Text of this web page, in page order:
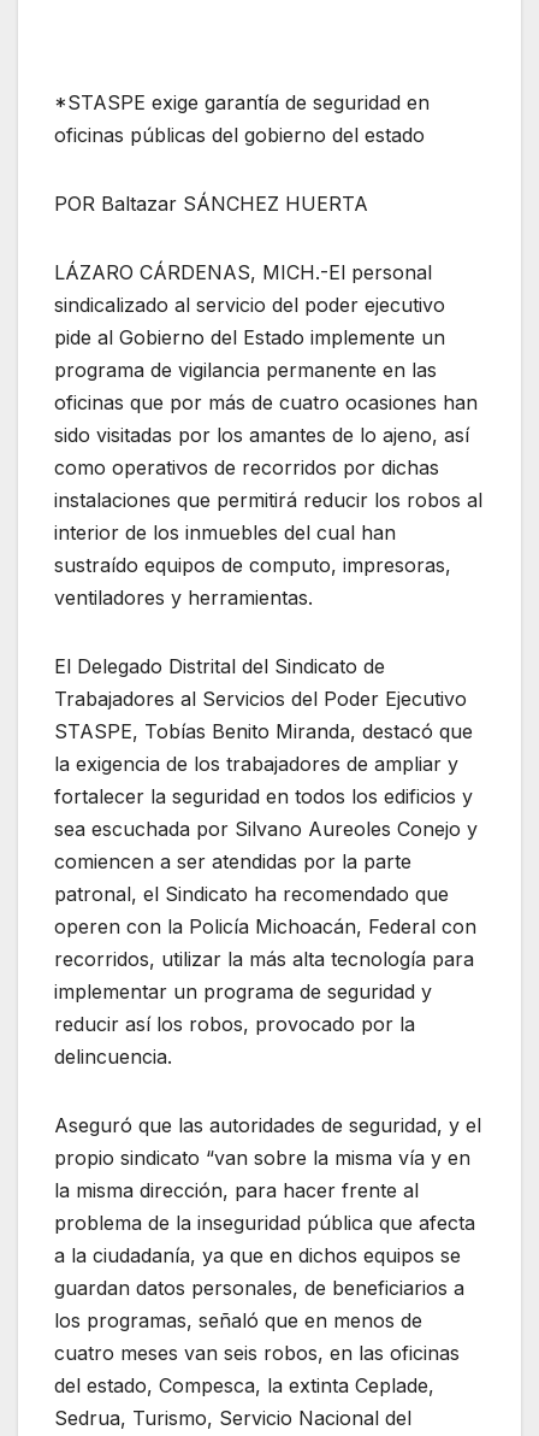
*STASPE exige garantía de seguridad en
oficinas públicas del gobierno del estado
POR Baltazar SÁNCHEZ HUERTA
LÁZARO CÁRDENAS, MICH.-El personal
sindicalizado al servicio del poder ejecutivo
pide al Gobierno del Estado implemente un
programa de vigilancia permanente en las
oficinas que por más de cuatro ocasiones han
sido visitadas por los amantes de lo ajeno, así
como operativos de recorridos por dichas
instalaciones que permitirá reducir los robos al
interior de los inmuebles del cual han
sustraído equipos de computo, impresoras,
ventiladores y herramientas.
El Delegado Distrital del Sindicato de
Trabajadores al Servicios del Poder Ejecutivo
STASPE, Tobías Benito Miranda, destacó que
la exigencia de los trabajadores de ampliar y
fortalecer la seguridad en todos los edificios y
sea escuchada por Silvano Aureoles Conejo y
comiencen a ser atendidas por la parte
patronal, el Sindicato ha recomendado que
operen con la Policía Michoacán, Federal con
recorridos, utilizar la más alta tecnología para
implementar un programa de seguridad y
reducir así los robos, provocado por la
delincuencia.
Aseguró que las autoridades de seguridad, y el
propio sindicato “van sobre la misma vía y en
la misma dirección, para hacer frente al
problema de la inseguridad pública que afecta
a la ciudadanía, ya que en dichos equipos se
guardan datos personales, de beneficiarios a
los programas, señaló que en menos de
cuatro meses van seis robos, en las oficinas
del estado, Compesca, la extinta Ceplade,
Sedrua, Turismo, Servicio Nacional del